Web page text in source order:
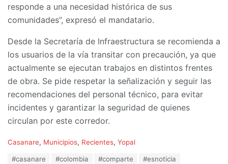
responde a una necesidad histórica de sus
comunidades”, expresó el mandatario.
Desde la Secretaría de Infraestructura se recomienda a
los usuarios de la vía transitar con precaución, ya que
actualmente se ejecutan trabajos en distintos frentes
de obra. Se pide respetar la señalización y seguir las
recomendaciones del personal técnico, para evitar
incidentes y garantizar la seguridad de quienes
circulan por este corredor.
C
Casanare, Municipios, Recientes, Yopal
#casanare #colombia #comparte
#esnoticia